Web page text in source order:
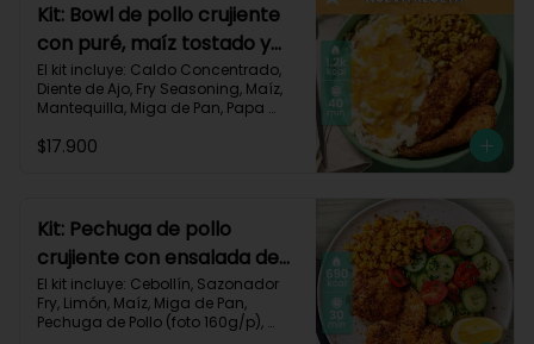
Kit: Bowl de pollo crujiente
con puré, maíz tostado y
queso monterey-140
El kit incluye: Caldo Concentrado,
Diente de Ajo, Fry Seasoning, Maíz,
Mantequilla, Miga de Pan, Papa
160g/p), Queso Monterey Jack, Sour
Grasas 62g | Proteínas 49g
$17.900
Kit: Pechuga de pollo
crujiente con ensalada de
pepino y maíz-8
El kit incluye: Cebollín, Sazonador
Fry, Limón, Maíz, Miga de Pan,
Pechuga de Pollo (foto 160g/p),